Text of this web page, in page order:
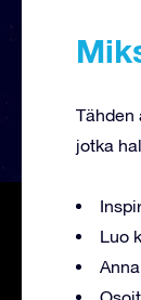
Tähden
jotka
Luo